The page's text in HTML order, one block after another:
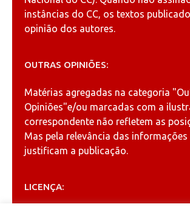
instâncias do CC, os textos
opinião dos autores.
OUTRAS OPINIÕES:
Matérias agregadas na categoria
Opiniões"e/ou marcadas com a
correspondente não refletem as
Mas pela relevância das
justificam a publicação.
LICENÇA: